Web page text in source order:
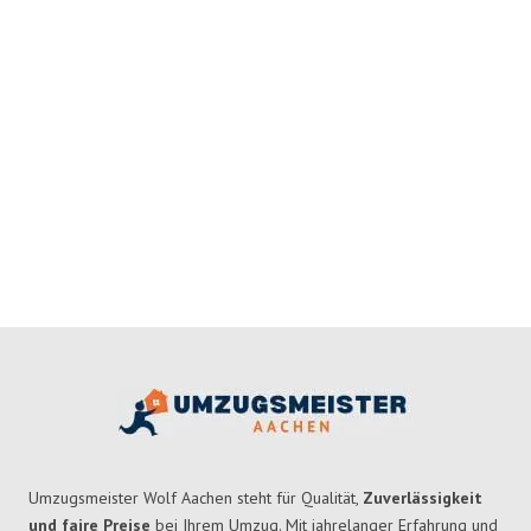
Umzugsmeister Wolf Aachen steht für Qualität, Zuverlässigkeit
und faire Preise bei Ihrem Umzug. Mit jahrelanger Erfahrung und